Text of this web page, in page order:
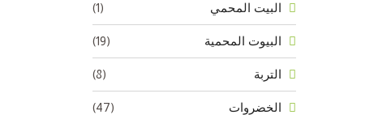
البيت المحمي (1)
البيوت المحمية (19)
التربة (8)
الخضروات (47)